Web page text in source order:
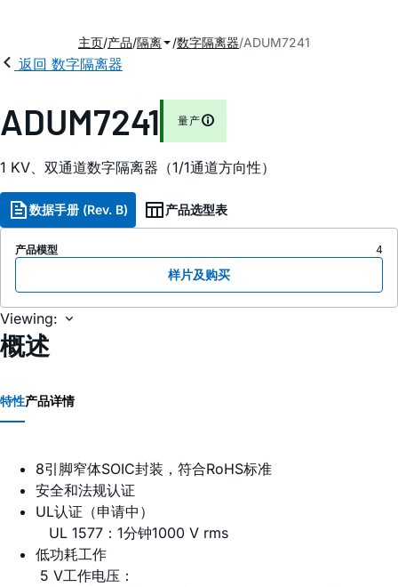
主页 产品 隔离 数字隔离器 ADUM7241
返回 数字隔离器
ADUM7241 量产
1 KV、双通道数字隔离器（1/1通道方向性）
数据手册 (Rev. B) 产品选型表
产品模型 4
样片及购买
Viewing:
概述
特性产品详情
8引脚窄体SOIC封装，符合RoHS标准
安全和法规认证
UL认证（申请中）
UL 1577：1分钟1000 V rms
低功耗工作
5 V工作电压：